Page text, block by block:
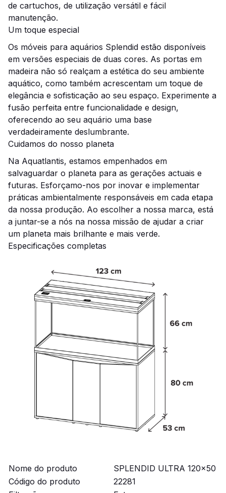
de cartuchos, de utilização versátil e fácil
manutenção.
Um toque especial
Os móveis para aquários Splendid estão disponíveis
em versões especiais de duas cores. As portas em
madeira não só realçam a estética do seu ambiente
aquático, como também acrescentam um toque de
elegância e sofisticação ao seu espaço. Experimente a
fusão perfeita entre funcionalidade e design,
oferecendo ao seu aquário uma base
verdadeiramente deslumbrante.
Cuidamos do nosso planeta
Na Aquatlantis, estamos empenhados em
salvaguardar o planeta para as gerações actuais e
futuras. Esforçamo-nos por inovar e implementar
práticas ambientalmente responsáveis em cada etapa
da nossa produção. Ao escolher a nossa marca, está
a juntar-se a nós na nossa missão de ajudar a criar
um planeta mais brilhante e mais verde.
Especificações completas
Nome do produto
SPLENDID ULTRA 120x50
Código do produto
22281